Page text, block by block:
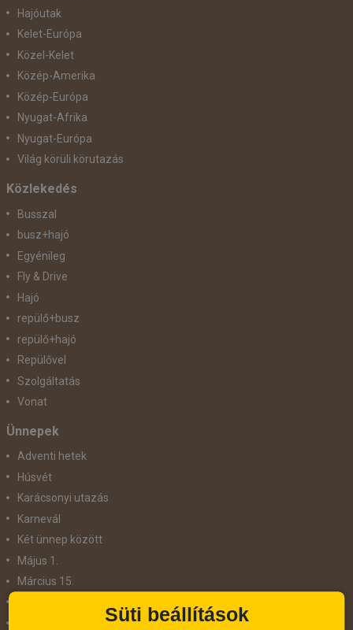
Hajóutak
Kelet-Európa
Közel-Kelet
Közép-Amerika
Közép-Európa
Nyugat-Afrika
Nyugat-Európa
Világ körüli körutazás
Közlekedés
Busszal
busz+hajó
Egyénileg
Fly & Drive
Hajó
repülő+busz
repülő+hajó
Repülővel
Szolgáltatás
Vonat
Ünnepek
Adventi hetek
Húsvét
Karácsonyi utazás
Karnevál
Két ünnep között
Május 1.
Március 15.
Süti beállítások